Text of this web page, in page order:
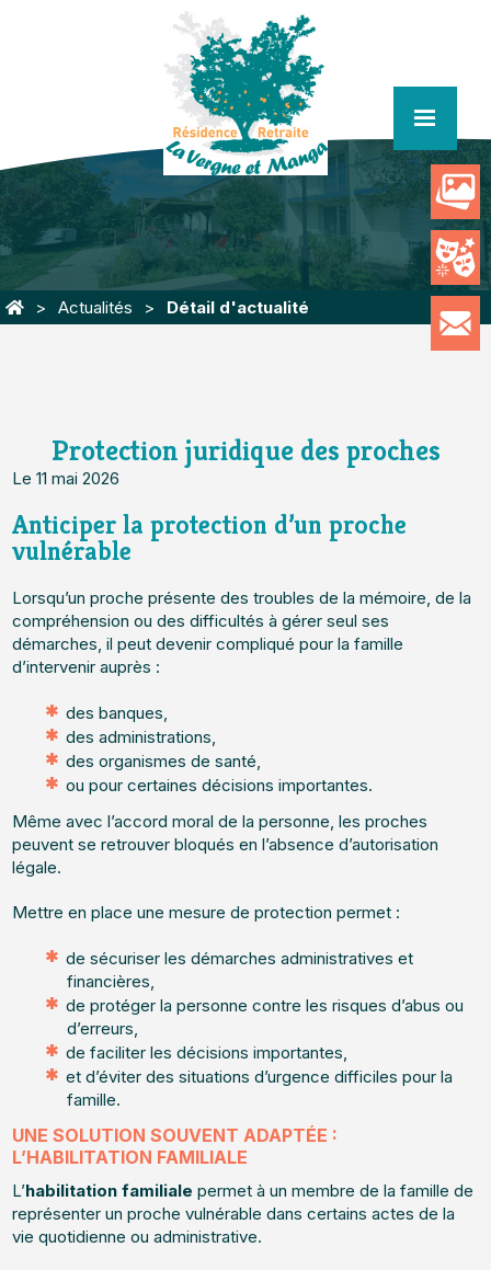
menu
Actualités Détail d'actualité
Protection juridique des proches
Le 11 mai 2026
Anticiper la protection d’un proche
vulnérable
Lorsqu’un proche présente des troubles de la mémoire, de la
compréhension ou des difficultés à gérer seul ses
démarches, il peut devenir compliqué pour la famille
d’intervenir auprès :
des banques,
des administrations,
des organismes de santé,
ou pour certaines décisions importantes.
Même avec l’accord moral de la personne, les proches
peuvent se retrouver bloqués en l’absence d’autorisation
légale.
Mettre en place une mesure de protection permet :
de sécuriser les démarches administratives et
financières,
de protéger la personne contre les risques d’abus ou
d’erreurs,
de faciliter les décisions importantes,
et d’éviter des situations d’urgence difficiles pour la
famille.
UNE SOLUTION SOUVENT ADAPTÉE :
L’HABILITATION FAMILIALE
L’habilitation familiale permet à un membre de la famille de
représenter un proche vulnérable dans certains actes de la
vie quotidienne ou administrative.